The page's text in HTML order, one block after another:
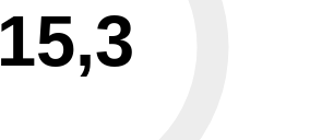
15,3